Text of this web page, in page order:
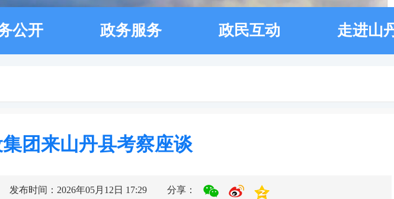
公开 政务服务 政民互动 走进山
团来山丹县考察座谈
发布时间：2026年05月12日 17:29 分享：